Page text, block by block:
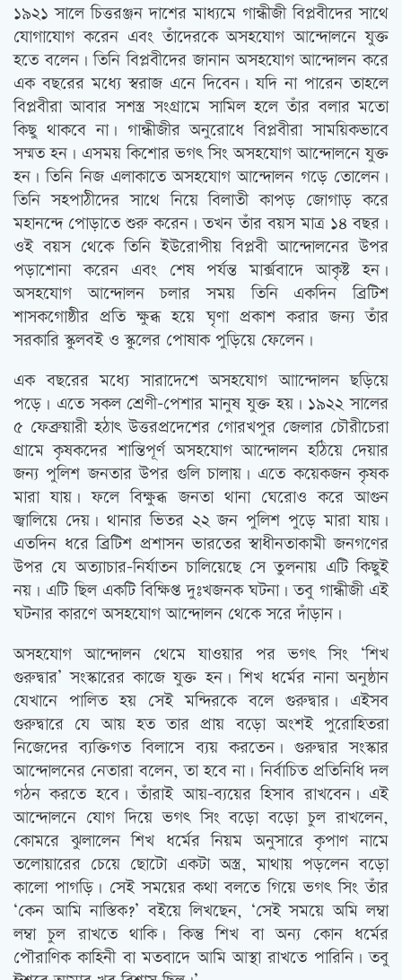
১৯২১ সালে চিত্তরঞ্জন দাশের মাধ্যমে গান্ধীজী বিপ্লবীদের সাথে
যোগাযোগ করেন এবং তাঁদেরকে অসহযোগ আন্দোলনে যুক্ত
হতে বলেন। তিনি বিপ্লবীদের জানান অসহযোগ আন্দোলন করে
এক বছরের মধ্যে স্বরাজ এনে দিবেন। যদি না পারেন তাহলে
বিপ্লবীরা আবার সশস্ত্র সংগ্রামে সামিল হলে তাঁর বলার মতো
কিছু থাকবে না। গান্ধীজীর অনুরোধে বিপ্লবীরা সাময়িকভাবে
সম্মত হন। এসময় কিশোর ভগৎ সিং অসহযোগ আন্দোলনে যুক্ত
হন। তিনি নিজ এলাকাতে অসহযোগ আন্দোলন গড়ে তোলেন।
তিনি সহপাঠীদের সাথে নিয়ে বিলাতী কাপড় জোগাড় করে
মহানন্দে পোড়াতে শুরু করেন। তখন তাঁর বয়স মাত্র ১৪ বছর।
ওই বয়স থেকে তিনি ইউরোপীয় বিপ্লবী আন্দোলনের উপর
পড়াশোনা করেন এবং শেষ পর্যন্ত মার্ক্সবাদে আকৃষ্ট হন।
অসহযোগ আন্দোলন চলার সময় তিনি একদিন ব্রিটিশ
শাসকগোষ্ঠীর প্রতি ক্ষুব্ধ হয়ে ঘৃণা প্রকাশ করার জন্য তাঁর
সরকারি স্কুলবই ও স্কুলের পোষাক পুড়িয়ে ফেলেন।
এক বছরের মধ্যে সারাদেশে অসহযোগ আান্দোলন ছড়িয়ে
পড়ে। এতে সকল শ্রেণী-পেশার মানুষ যুক্ত হয়। ১৯২২ সালের
৫ ফেব্রুয়ারী হঠাৎ উত্তরপ্রদেশের গোরখপুর জেলার চৌরীচেরা
গ্রামে কৃষকদের শান্তিপূর্ণ অসহযোগ আন্দোলন হঠিয়ে দেয়ার
জন্য পুলিশ জনতার উপর গুলি চালায়। এতে কয়েকজন কৃষক
মারা যায়। ফলে বিক্ষুব্ধ জনতা থানা ঘেরোও করে আগুন
জ্বালিয়ে দেয়। থানার ভিতর ২২ জন পুলিশ পুড়ে মারা যায়।
এতদিন ধরে ব্রিটিশ প্রশাসন ভারতের স্বাধীনতাকামী জনগণের
উপর যে অত্যাচার-নির্যাতন চালিয়েছে সে তুলনায় এটি কিছুই
নয়। এটি ছিল একটি বিক্ষিপ্ত দুঃখজনক ঘটনা। তবু গান্ধীজী এই
ঘটনার কারণে অসহযোগ আন্দোলন থেকে সরে দাঁড়ান।
অসহযোগ আন্দোলন থেমে যাওয়ার পর ভগৎ সিং ‘শিখ
গুরুদ্বার’ সংস্কারের কাজে যুক্ত হন। শিখ ধর্মের নানা অনুষ্ঠান
যেখানে পালিত হয় সেই মন্দিরকে বলে গুরুদ্বার। এইসব
গুরুদ্বারে যে আয় হত তার প্রায় বড়ো অংশই পুরোহিতরা
নিজেদের ব্যক্তিগত বিলাসে ব্যয় করতেন। গুরুদ্বার সংস্কার
আন্দোলনের নেতারা বলেন, তা হবে না। নির্বাচিত প্রতিনিধি দল
গঠন করতে হবে। তাঁরাই আয়-ব্যয়ের হিসাব রাখবেন। এই
আন্দোলনে যোগ দিয়ে ভগৎ সিং বড়ো বড়ো চুল রাখলেন,
কোমরে ঝুলালেন শিখ ধর্মের নিয়ম অনুসারে কৃপাণ নামে
তলোয়ারের চেয়ে ছোটো একটা অস্ত্র, মাথায় পড়লেন বড়ো
কালো পাগড়ি। সেই সময়ের কথা বলতে গিয়ে ভগৎ সিং তাঁর
‘কেন আমি নাস্তিক?’ বইয়ে লিখছেন, ‘সেই সময়ে অমি লম্বা
লম্বা চুল রাখতে থাকি। কিন্তু শিখ বা অন্য কোন ধর্মের
পৌরাণিক কাহিনী বা মতবাদে আমি আস্থা রাখতে পারিনি। তবু